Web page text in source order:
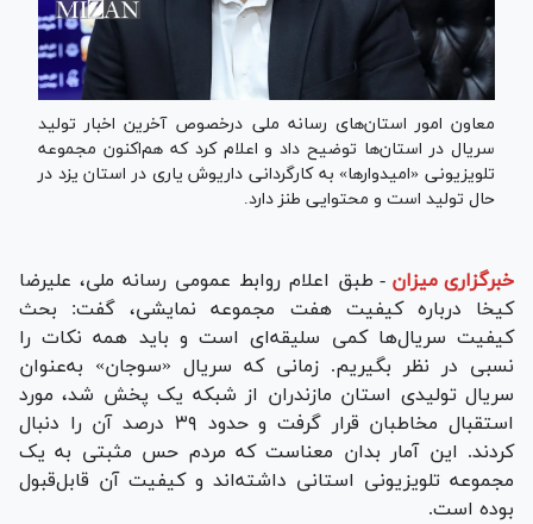
معاون امور استان‌های رسانه ملی درخصوص آخرین اخبار تولید
سریال در استان‌ها توضیح داد و اعلام کرد که هم‌اکنون مجموعه
تلویزیونی «امیدوارها» به کارگردانی داریوش یاری در استان یزد در
حال تولید است و محتوایی طنز دارد.
خبرگزاری میزان - طبق اعلام روابط عمومی رسانه ملی، علیرضا
کیخا در‌باره کیفیت هفت مجموعه نمایشی، گفت: بحث
کیفیت سریال‌ها کمی سلیقه‌ای است و باید همه نکات را
نسبی در نظر بگیریم. زمانی که سریال «سوجان» به‌عنوان
سریال تولیدی استان مازندران از شبکه یک پخش شد، مورد
استقبال مخاطبان قرار گرفت و حدود ۳۹ درصد آن را دنبال
کردند. این آمار بدان معناست که مردم حس مثبتی به یک
مجموعه تلویزیونی استانی داشته‌اند و کیفیت آن قابل‌قبول
بوده است.